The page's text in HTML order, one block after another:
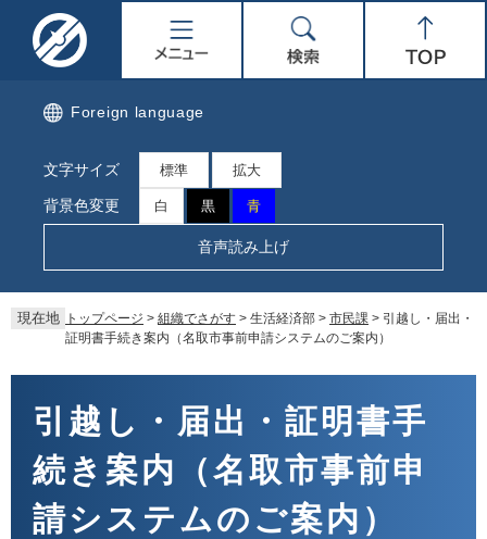
ー
ニ
ュ
ー
索
Foreign language
文字サイズ 標準 拡大
背景色変更 白 黒 青
音声読み上げ
現在地 トップページ > 組織でさがす > 生活経済部 > 市民課 > 引越し・届出・
証明書手続き案内（名取市事前申請システムのご案内）
引越し・届出・証明書手
続き案内（名取市事前申
請システムのご案内）